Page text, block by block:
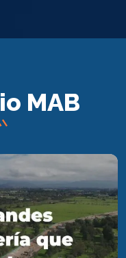
MAB